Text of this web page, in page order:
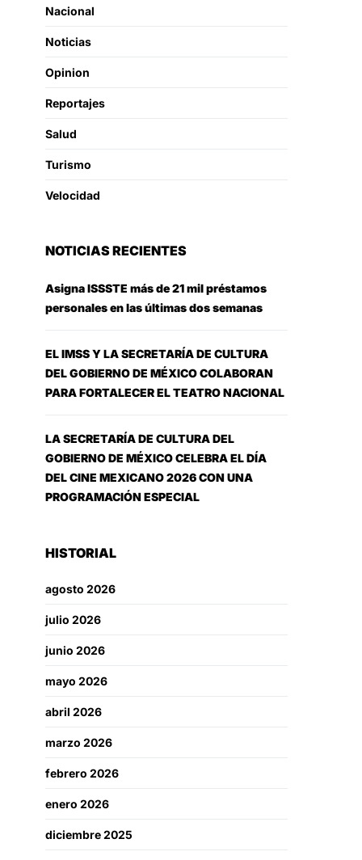
Nacional
Noticias
Opinion
Reportajes
Salud
Turismo
Velocidad
NOTICIAS RECIENTES
Asigna ISSSTE más de 21 mil préstamos
personales en las últimas dos semanas
EL IMSS Y LA SECRETARÍA DE CULTURA
DEL GOBIERNO DE MÉXICO COLABORAN
PARA FORTALECER EL TEATRO NACIONAL
LA SECRETARÍA DE CULTURA DEL
GOBIERNO DE MÉXICO CELEBRA EL DÍA
DEL CINE MEXICANO 2026 CON UNA
PROGRAMACIÓN ESPECIAL
HISTORIAL
agosto 2026
julio 2026
junio 2026
mayo 2026
abril 2026
marzo 2026
febrero 2026
enero 2026
diciembre 2025